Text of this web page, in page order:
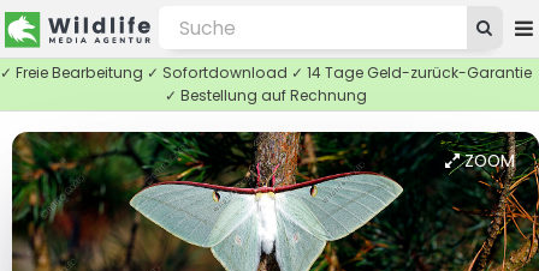
✓ Freie Bearbeitung ✓ Sofortdownload ✓ 14 Tage Geld-zurück-Garantie
✓ Bestellung auf Rechnung
ZOOM